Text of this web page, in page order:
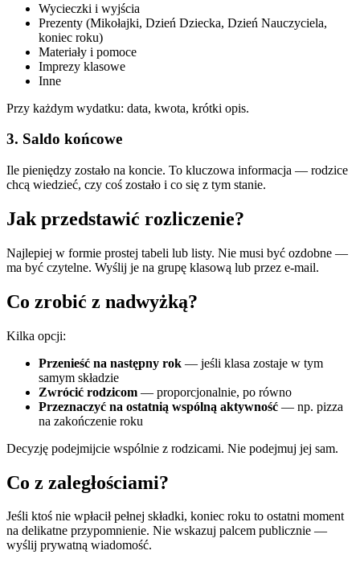
Wycieczki i wyjścia
Prezenty (Mikołajki, Dzień Dziecka, Dzień Nauczyciela,
koniec roku)
Materiały i pomoce
Imprezy klasowe
Inne
Przy każdym wydatku: data, kwota, krótki opis.
3. Saldo końcowe
Ile pieniędzy zostało na koncie. To kluczowa informacja — rodzice
chcą wiedzieć, czy coś zostało i co się z tym stanie.
Jak przedstawić rozliczenie?
Najlepiej w formie prostej tabeli lub listy. Nie musi być ozdobne —
ma być czytelne. Wyślij je na grupę klasową lub przez e-mail.
Co zrobić z nadwyżką?
Kilka opcji:
Przenieść na następny rok — jeśli klasa zostaje w tym
samym składzie
Zwrócić rodzicom — proporcjonalnie, po równo
Przeznaczyć na ostatnią wspólną aktywność — np. pizza
na zakończenie roku
Decyzję podejmijcie wspólnie z rodzicami. Nie podejmuj jej sam.
Co z zaległościami?
Jeśli ktoś nie wpłacił pełnej składki, koniec roku to ostatni moment
na delikatne przypomnienie. Nie wskazuj palcem publicznie —
wyślij prywatną wiadomość.